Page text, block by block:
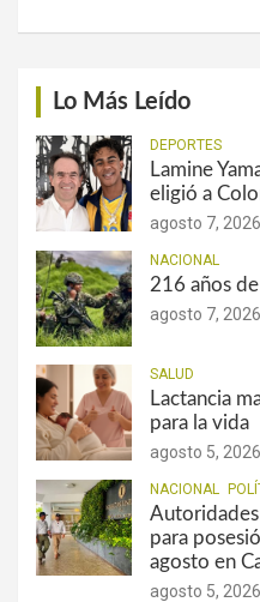
Lo Más Leído
DEPORTES
Lamine
eligió a
agosto 7, 2026
NACIONAL
216 años
agosto 7, 2026
SALUD
Lactancia
para la vida
agosto 5, 2026
NACIONAL
para
agosto en
agosto 5, 2026